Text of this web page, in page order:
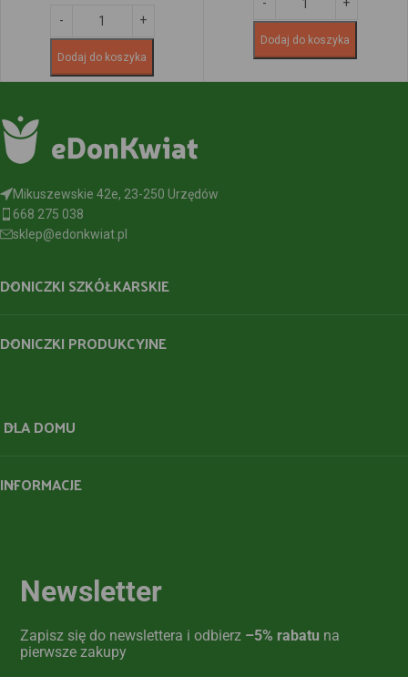
Dodaj do koszyka
Dodaj do koszyka
Mikuszewskie 42e, 23-250 Urzędów
668 275 038
sklep@edonkwiat.pl
DONICZKI SZKÓŁKARSKIE
DONICZKI PRODUKCYJNE
DLA DOMU
INFORMACJE
Newsletter
Zapisz się do newslettera i odbierz –5% rabatu na
pierwsze zakupy